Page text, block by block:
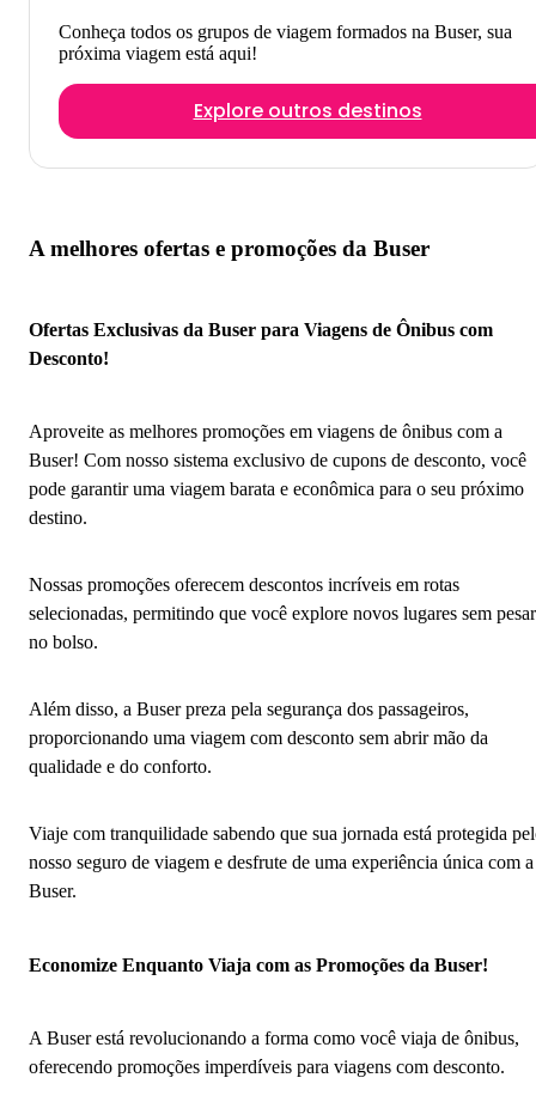
Conheça todos os grupos de viagem formados na Buser, sua
próxima viagem está aqui!
Explore outros destinos
A melhores ofertas e promoções da Buser
Ofertas Exclusivas da Buser para Viagens de Ônibus com
Desconto!
Aproveite as melhores promoções em viagens de ônibus com a
Buser! Com nosso sistema exclusivo de cupons de desconto, você
pode garantir uma viagem barata e econômica para o seu próximo
destino.
Nossas promoções oferecem descontos incríveis em rotas
selecionadas, permitindo que você explore novos lugares sem pesar
no bolso.
Além disso, a Buser preza pela segurança dos passageiros,
proporcionando uma viagem com desconto sem abrir mão da
qualidade e do conforto.
Viaje com tranquilidade sabendo que sua jornada está protegida
nosso seguro de viagem e desfrute de uma experiência única com a
Buser.
Economize Enquanto Viaja com as Promoções da Buser!
A Buser está revolucionando a forma como você viaja de ônibus,
oferecendo promoções imperdíveis para viagens com desconto.